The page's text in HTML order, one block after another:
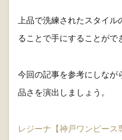
上品で洗練されたスタイ
ることで手にすることがで
今回の記事を参考にしなが
品さを演出しましょう。
レジーナ【神戸ワンピース